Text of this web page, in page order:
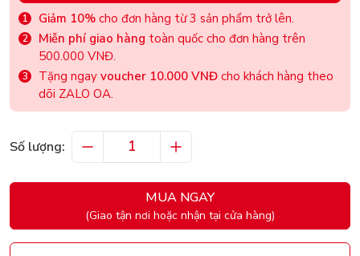
Giảm 10% cho đơn hàng từ 3 sản phẩm trở lên.
Miễn phí giao hàng toàn quốc cho đơn hàng trên
500.000 VNĐ.
Tặng ngay voucher 10.000 VNĐ cho khách hàng theo
dõi ZALO OA.
Số lượng:
MUA NGAY
(Giao tận nơi hoặc nhận tại cửa hàng)